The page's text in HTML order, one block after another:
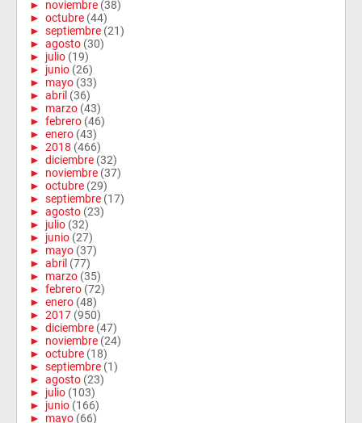
► noviembre (38)
► octubre (44)
► septiembre (21)
► agosto (30)
► julio (19)
► junio (26)
► mayo (33)
► abril (36)
► marzo (43)
► febrero (46)
► enero (43)
► 2018 (466)
► diciembre (32)
► noviembre (37)
► octubre (29)
► septiembre (17)
► agosto (23)
► julio (32)
► junio (27)
► mayo (37)
► abril (77)
► marzo (35)
► febrero (72)
► enero (48)
► 2017 (950)
► diciembre (47)
► noviembre (24)
► octubre (18)
► septiembre (1)
► agosto (23)
► julio (103)
► junio (166)
► mayo (66)